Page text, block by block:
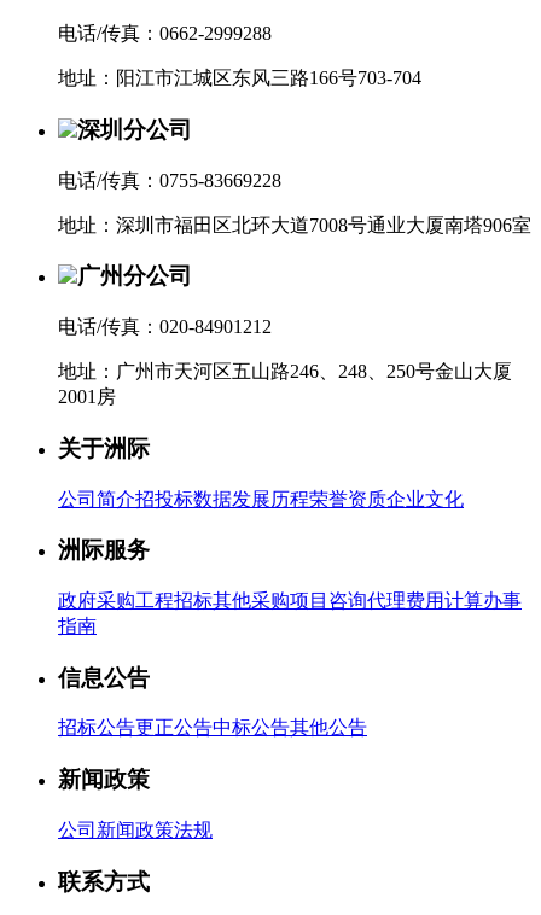
电话/传真：0662-2999288
地址：阳江市江城区东风三路166号703-704
深圳分公司
电话/传真：0755-83669228
地址：深圳市福田区北环大道7008号通业大厦南塔906室
广州分公司
电话/传真：020-84901212
地址：广州市天河区五山路246、248、250号金山大厦
2001房
关于洲际
公司简介招投标数据发展历程荣誉资质企业文化
洲际服务
政府采购工程招标其他采购项目咨询代理费用计算办事
指南
信息公告
招标公告更正公告中标公告其他公告
新闻政策
公司新闻政策法规
联系方式